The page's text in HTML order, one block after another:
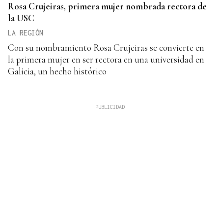
Rosa Crujeiras, primera mujer nombrada rectora de
la USC
LA REGIÓN
Con su nombramiento Rosa Crujeiras se convierte en
la primera mujer en ser rectora en una universidad en
Galicia, un hecho histórico